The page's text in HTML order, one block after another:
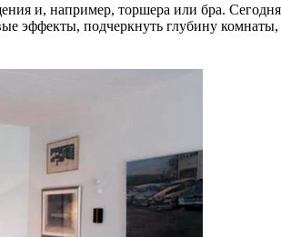
и, например, торшера или бра.
эффекты, подчеркнуть глубину комнаты,